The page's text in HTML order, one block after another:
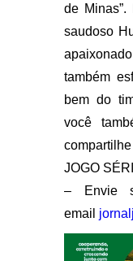
de
saudoso
também
bem do
você
JOGO
– Envie
email